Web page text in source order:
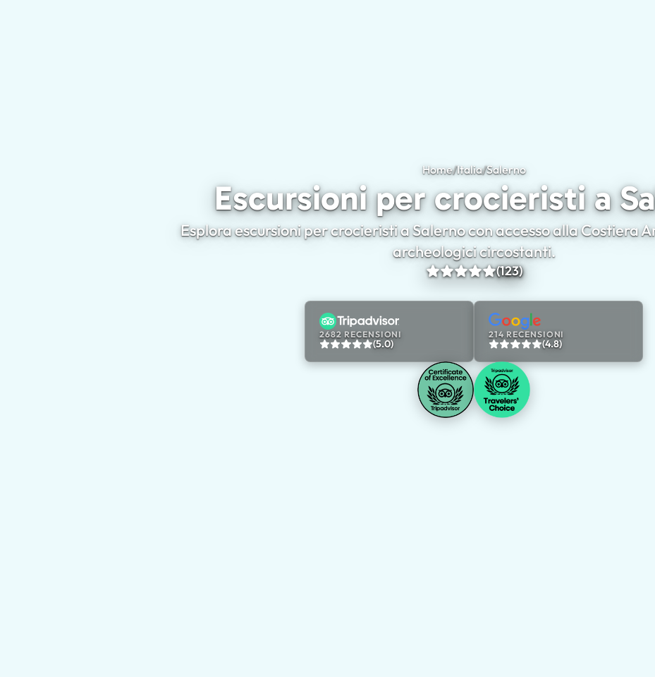
Home/Italia/SalernoEscursioni per crocieristi a
Escursioni per crocieristi a
Esplora escursioni per crocieristi a Salerno con accesso alla Costiera
archeologici circostanti.
(123)
2682 RECENSIONI
(5.0)
214 RECENSIONI
(4.8)